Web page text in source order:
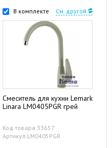
В комплекте См. другой
Смеситель для кухни Lemark
Linara LM0405PGR грей
Код товара:33657
Артикул:LM0405PGR